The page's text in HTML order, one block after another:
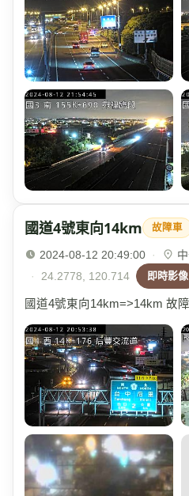
國道4號東向14km 故障車
2024-08-12 20:49:00 ·
·
24.2778, 120.714 即時影像
國道4號東向14km=>14km 故